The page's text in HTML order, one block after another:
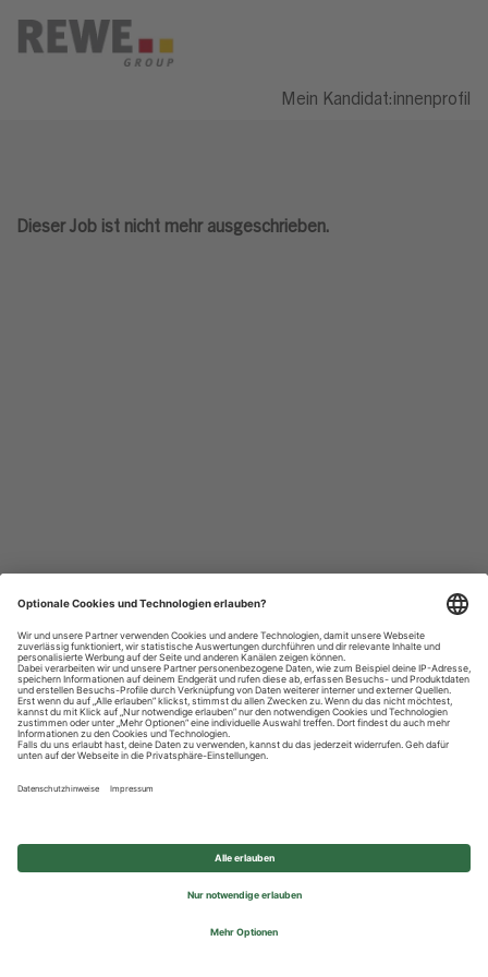
Mein Kandidat:innenprofil
Dieser Job ist nicht mehr ausgeschrieben.
Datenschutzhinweise
Impressum
Privatsphäre-Einstellungen
© 2026 REWE Group - All rights reserved